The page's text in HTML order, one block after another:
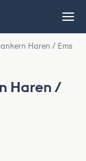
Haren / Ems
Haren /